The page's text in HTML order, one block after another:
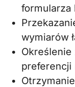
formularza
wymiarów
preferencji